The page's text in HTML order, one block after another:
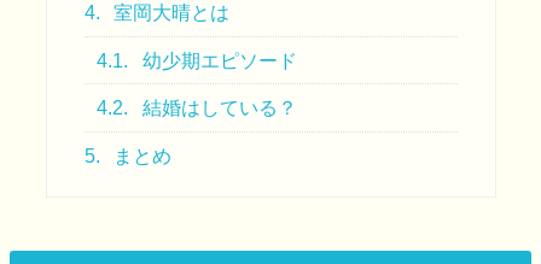
4. 室岡大晴とは
4.1. 幼少期エピソード
4.2. 結婚はしている？
5. まとめ